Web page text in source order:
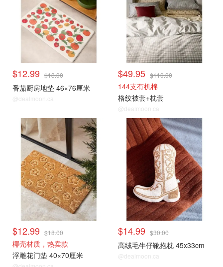
$12.99 $18.00
番茄厨房地垫 46×76厘米
@dealmoon.ca
$49.95 $110.00
144支有机棉
格纹被套+枕套
@dealmoon.ca
$12.99 $18.00
椰壳材质，热卖款
浮雕花门垫 40×70厘米
$14.99 $30.00
高绒毛牛仔靴抱枕 45x33cm
@dealmoon.ca